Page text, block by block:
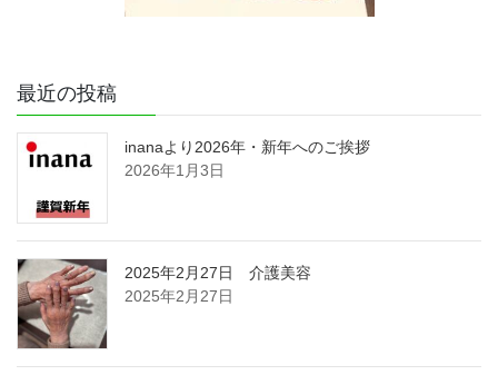
最近の投稿
inanaより2026年・新年へのご挨拶
2026年1月3日
2025年2月27日 介護美容
2025年2月27日